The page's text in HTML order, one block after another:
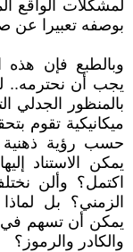
لمشكلات الواقع
بوصفه تعبيرا عن
وبالطبع فإن
يجب أن نحترمه..
بالمنظور الجدلي
ميكانيكية تقوم
حسب رؤية ذهنية
يمكن الاستناد
اكتمل؟ وألن
الزمني؟ بل لماذا
يمكن أن تسهم في
والكادر والرموز؟